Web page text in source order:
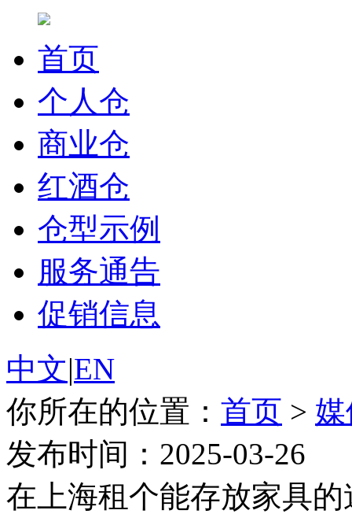
首页
个人仓
商业仓
红酒仓
仓型示例
服务通告
促销信息
中文|EN
你所在的位置： 首页 >
发布时间：2025-03-26
在上海租个能存放家具